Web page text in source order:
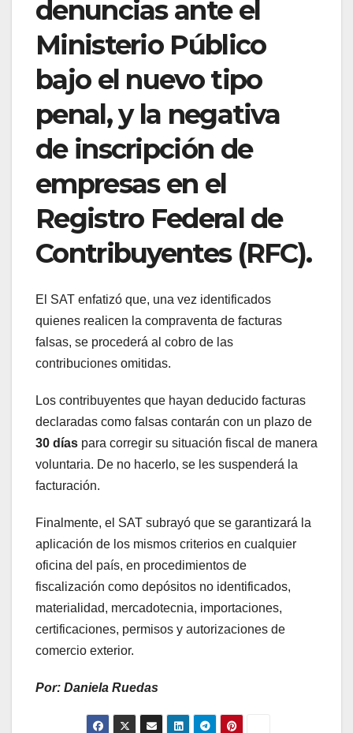
denuncias ante el
Ministerio Público
bajo el nuevo tipo
penal, y la negativa
de inscripción de
empresas en el
Registro Federal de
Contribuyentes (RFC).
El SAT enfatizó que, una vez identificados
quienes realicen la compraventa de facturas
falsas, se procederá al cobro de las
contribuciones omitidas.
Los contribuyentes que hayan deducido facturas
declaradas como falsas contarán con un plazo de
30 días para corregir su situación fiscal de manera
voluntaria. De no hacerlo, se les suspenderá la
facturación.
Finalmente, el SAT subrayó que se garantizará la
aplicación de los mismos criterios en cualquier
oficina del país, en procedimientos de
fiscalización como depósitos no identificados,
materialidad, mercadotecnia, importaciones,
certificaciones, permisos y autorizaciones de
comercio exterior.
Por: Daniela Ruedas